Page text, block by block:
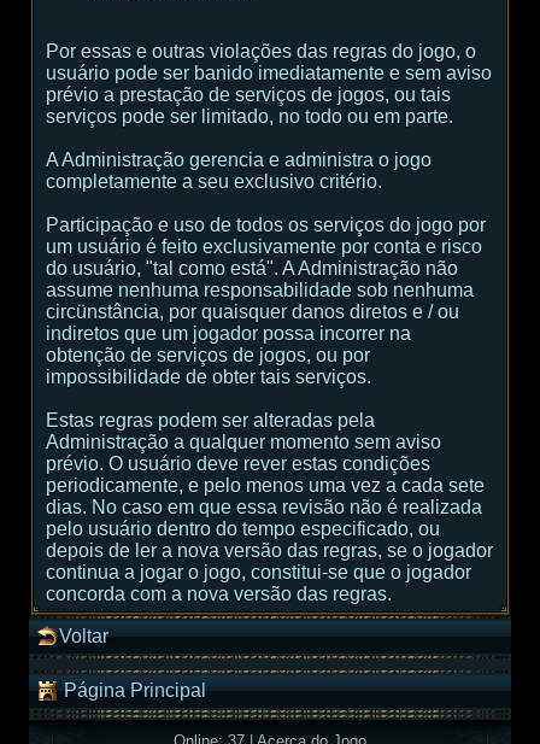
Por essas e outras violações das regras do jogo, o
usuário pode ser banido imediatamente e sem aviso
prévio a prestação de serviços de jogos, ou tais
serviços pode ser limitado, no todo ou em parte.
A Administração gerencia e administra o jogo
completamente a seu exclusivo critério.
Participação e uso de todos os serviços do jogo por
um usuário é feito exclusivamente por conta e risco
do usuário, "tal como está". A Administração não
assume nenhuma responsabilidade sob nenhuma
circünstância, por quaisquer danos diretos e / ou
indiretos que um jogador possa incorrer na
obtenção de serviços de jogos, ou por
impossibilidade de obter tais serviços.
Estas regras podem ser alteradas pela
Administração a qualquer momento sem aviso
prévio. O usuário deve rever estas condições
periodicamente, e pelo menos uma vez a cada sete
dias. No caso em que essa revisão não é realizada
pelo usuário dentro do tempo especificado, ou
depois de ler a nova versão das regras, se o jogador
continua a jogar o jogo, constitui-se que o jogador
concorda com a nova versão das regras.
Voltar
Página Principal